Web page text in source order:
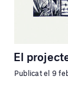
El
Publicat el 9